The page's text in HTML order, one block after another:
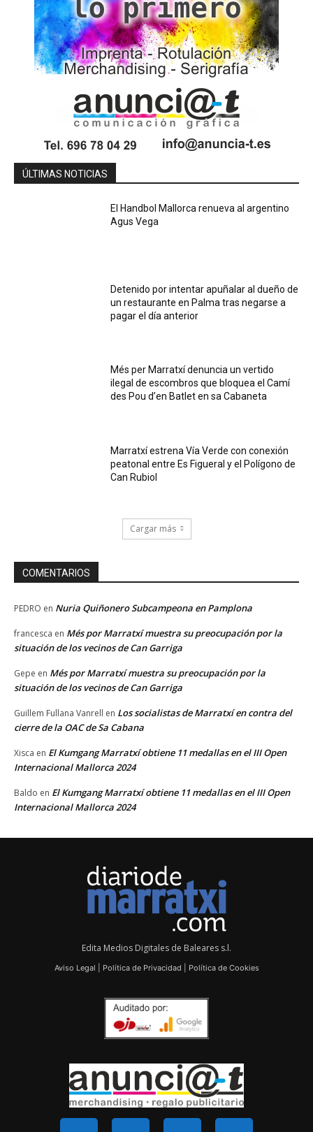
ÚLTIMAS NOTICIAS
El Handbol Mallorca renueva al argentino
Agus Vega
Detenido por intentar apuñalar al dueño de
un restaurante en Palma tras negarse a
pagar el día anterior
Més per Marratxí denuncia un vertido
ilegal de escombros que bloquea el Camí
des Pou d’en Batlet en sa Cabaneta
Marratxí estrena Vía Verde con conexión
peatonal entre Es Figueral y el Polígono de
Can Rubiol
Cargar más
COMENTARIOS
PEDRO en Nuria Quiñonero Subcampeona en Pamplona
francesca en Més por Marratxí muestra su preocupación por la
situación de los vecinos de Can Garriga
Gepe en Més por Marratxí muestra su preocupación por la
situación de los vecinos de Can Garriga
Guillem Fullana Vanrell en Los socialistas de Marratxí en contra del
cierre de la OAC de Sa Cabana
Xisca en El Kumgang Marratxí obtiene 11 medallas en el III Open
Internacional Mallorca 2024
Baldo en El Kumgang Marratxí obtiene 11 medallas en el III Open
Internacional Mallorca 2024
Edita Medios Digitales de Baleares s.l.
Aviso Legal Política de Privacidad Política de Cookies